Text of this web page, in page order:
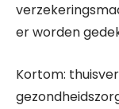
er worden
Kortom: